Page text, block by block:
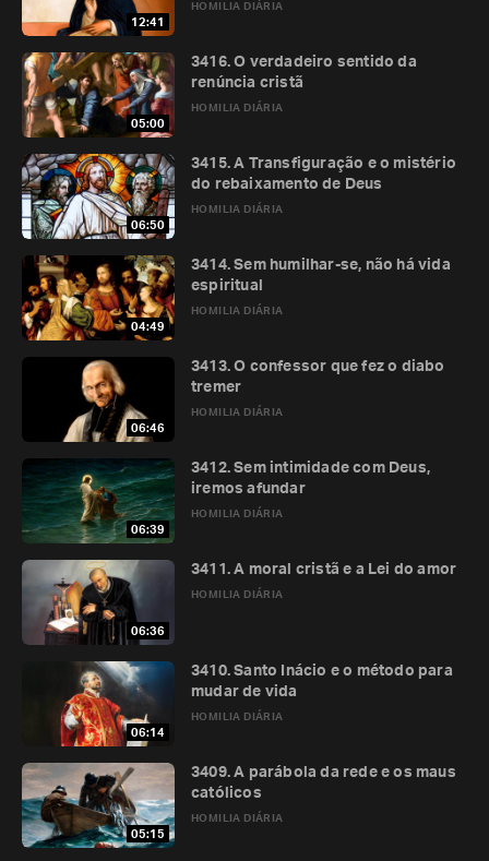
12:41
HOMILIA DIÁRIA
05:00
HOMILIA DIÁRIA
3416. O verdadeiro sentido da
renúncia cristã
06:50
HOMILIA DIÁRIA
3415. A Transfiguração e o mistério
do rebaixamento de Deus
04:49
HOMILIA DIÁRIA
3414. Sem humilhar-se, não há vida
espiritual
06:46
HOMILIA DIÁRIA
3413. O confessor que fez o diabo
tremer
06:39
HOMILIA DIÁRIA
3412. Sem intimidade com Deus,
iremos afundar
06:36
HOMILIA DIÁRIA
3411. A moral cristã e a Lei do amor
06:14
HOMILIA DIÁRIA
3410. Santo Inácio e o método para
mudar de vida
05:15
HOMILIA DIÁRIA
3409. A parábola da rede e os maus
católicos